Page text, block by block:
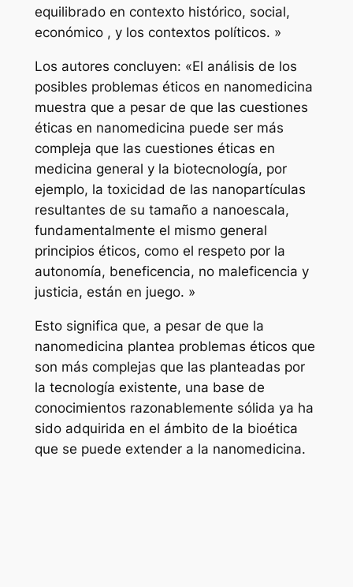
equilibrado en contexto histórico, social,
económico , y los contextos políticos. »
Los autores concluyen: «El análisis de los
posibles problemas éticos en nanomedicina
muestra que a pesar de que las cuestiones
éticas en nanomedicina puede ser más
compleja que las cuestiones éticas en
medicina general y la biotecnología, por
ejemplo, la toxicidad de las nanopartículas
resultantes de su tamaño a nanoescala,
fundamentalmente el mismo general
principios éticos, como el respeto por la
autonomía, beneficencia, no maleficencia y
justicia, están en juego. »
Esto significa que, a pesar de que la
nanomedicina plantea problemas éticos que
son más complejas que las planteadas por
la tecnología existente, una base de
conocimientos razonablemente sólida ya ha
sido adquirida en el ámbito de la bioética
que se puede extender a la nanomedicina.